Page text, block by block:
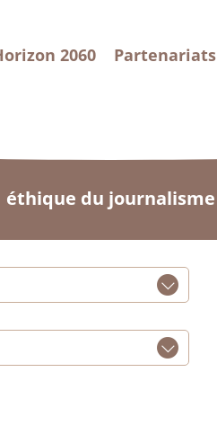
2060 Partenariats
éthique du journalisme